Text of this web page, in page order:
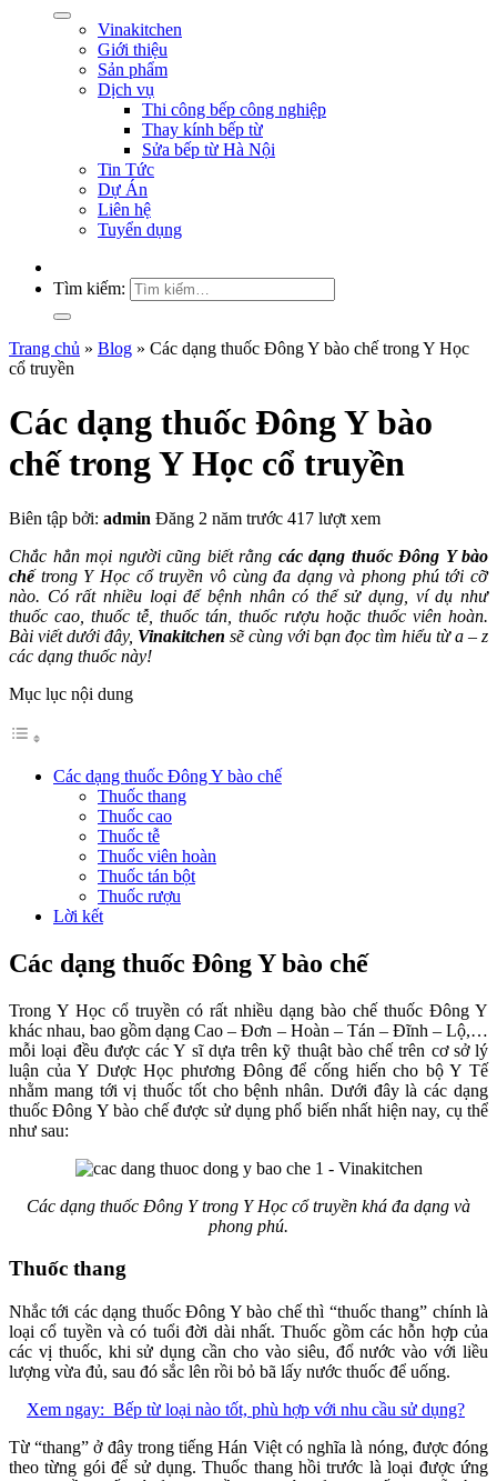
Vinakitchen
Giới thiệu
Sản phẩm
Dịch vụ
Thi công bếp công nghiệp
Thay kính bếp từ
Sửa bếp từ Hà Nội
Tin Tức
Dự Án
Liên hệ
Tuyển dụng
Tìm kiếm:
Trang chủ » Blog » Các dạng thuốc Đông Y bào chế trong Y Học
cổ truyền
Các dạng thuốc Đông Y bào
chế trong Y Học cổ truyền
Biên tập bởi: admin Đăng 2 năm trước 417 lượt xem
Chắc hẳn mọi người cũng biết rằng các dạng thuốc Đông Y bào
chếtrong Y Học cổ truyền vô cùng đa dạng và phong phú tới cỡ
nào. Có rất nhiều loại để bệnh nhân có thể sử dụng, ví dụ như
thuốc cao, thuốc tễ, thuốc tán, thuốc rượu hoặc thuốc viên hoàn.
Bài viết dưới đây, Vinakitchen sẽ cùng với bạn đọc tìm hiểu từ a – z
các dạng thuốc này!
Mục lục nội dung
Các dạng thuốc Đông Y bào chế
Thuốc thang
Thuốc cao
Thuốc tễ
Thuốc viên hoàn
Thuốc tán bột
Thuốc rượu
Lời kết
Các dạng thuốc Đông Y bào chế
Trong Y Học cổ truyền có rất nhiều dạng bào chế thuốc Đông Y
khác nhau, bao gồm dạng Cao – Đơn – Hoàn – Tán – Đĩnh – Lộ,…
mỗi loại đều được các Y sĩ dựa trên kỹ thuật bào chế trên cơ sở lý
luận của Y Dược Học phương Đông để cống hiến cho bộ Y Tế
nhằm mang tới vị thuốc tốt cho bệnh nhân. Dưới đây là các dạng
thuốc Đông Y bào chế được sử dụng phổ biến nhất hiện nay, cụ thể
như sau:
Các dạng thuốc Đông Y trong Y Học cổ truyền khá đa dạng và
phong phú.
Thuốc thang
Nhắc tới các dạng thuốc Đông Y bào chế thì “thuốc thang” chính là
loại cổ tuyền và có tuổi đời dài nhất. Thuốc gồm các hỗn hợp của
các vị thuốc, khi sử dụng cần cho vào siêu, đổ nước vào với liều
lượng vừa đủ, sau đó sắc lên rồi bỏ bã lấy nước thuốc để uống.
Xem ngay: Bếp từ loại nào tốt, phù hợp với nhu cầu sử dụng?
Từ “thang” ở đây trong tiếng Hán Việt có nghĩa là nóng, được đóng
theo từng gói để sử dụng. Thuốc thang hồi trước là loại được ứng